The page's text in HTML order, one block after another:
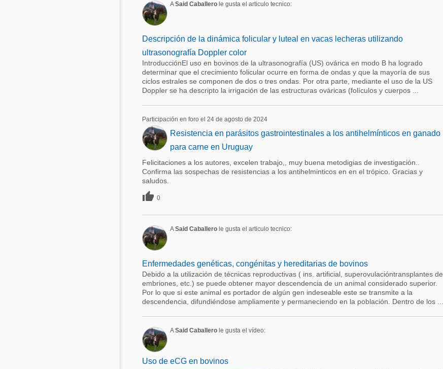
ASaid Caballerole gusta el articulo tecnico:
Descripción de la dinámica folicular y luteal en vacas lecheras utilizando
ultrasonografía Doppler color
IntroducciónEl uso en bovinos de la ultrasonografía (US) ovárica en modo B ha logrado
determinar que el crecimiento folicular ocurre en forma de ondas y que la mayoría de sus
ciclos estrales se componen de dos o tres ondas. Por otra parte, mediante el uso de la US
Doppler se ha descripto la irrigación de las estructuras ováricas (folículos y cuerpos ...
Participación en foro el 24 de agosto de 2024
Resistencia en parásitos gastrointestinales a los antihelmínticos en ganado
para carne en Uruguay
Felicitaciones a los autores, excelen trabajo,, muy buena metodigias de investigación..
Confirma las sospechas de resistencias a los antihelminticos en en el trópico. Gracias y
saludos.
 0
ASaid Caballerole gusta el articulo tecnico:
Enfermedades genéticas, congénitas y hereditarias de bovinos
Debido a la utilización de técnicas reproductivas ( ins. artificial, superovulacióntransplantes de
embriones, etc.) se puede obtener mayor descendencia de un animal considerado superior.
Por lo que si este animal es portador de algún gen indeseable este se transmite a la
descendencia, difundiéndose ampliamente y permaneciendo en la población. Dentro de los ...
ASaid Caballerole gusta el vídeo:
Uso de eCG en bovinos